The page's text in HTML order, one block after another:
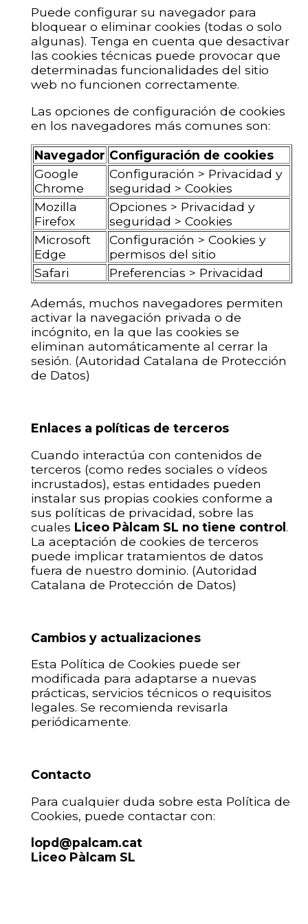
Puede configurar su navegador para
bloquear o eliminar cookies (todas o solo
algunas). Tenga en cuenta que desactivar
las cookies técnicas puede provocar que
determinadas funcionalidades del sitio
web no funcionen correctamente.
Las opciones de configuración de cookies
en los navegadores más comunes son:
Navegador Configuración de cookies
Google
Chrome
Configuración > Privacidad y
seguridad > Cookies
Mozilla
Firefox
Opciones > Privacidad y
seguridad > Cookies
Microsoft
Edge
Configuración > Cookies y
permisos del sitio
Safari
Preferencias > Privacidad
Además, muchos navegadores permiten
activar la navegación privada o de
incógnito, en la que las cookies se
eliminan automáticamente al cerrar la
sesión. (Autoridad Catalana de Protección
de Datos)
Enlaces a políticas de terceros
Cuando interactúa con contenidos de
terceros (como redes sociales o vídeos
incrustados), estas entidades pueden
instalar sus propias cookies conforme a
sus políticas de privacidad, sobre las
cuales Liceo Pàlcam SL no tiene control.
La aceptación de cookies de terceros
puede implicar tratamientos de datos
fuera de nuestro dominio. (Autoridad
Catalana de Protección de Datos)
Cambios y actualizaciones
Esta Política de Cookies puede ser
modificada para adaptarse a nuevas
prácticas, servicios técnicos o requisitos
legales. Se recomienda revisarla
periódicamente.
Contacto
Para cualquier duda sobre esta Política de
Cookies, puede contactar con:
lopd@palcam.cat
Liceo Pàlcam SL